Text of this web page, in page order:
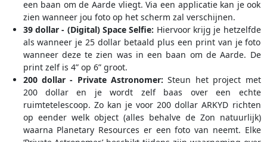
een baan om de Aarde vliegt. Via een applicatie kan je ook
zien wanneer jou foto op het scherm zal verschijnen.
39 dollar - (Digital) Space Selfie: Hiervoor krijg je hetzelfde
als wanneer je 25 dollar betaald plus een print van je foto
wanneer deze te zien was in een baan om de Aarde. De
print zelf is 4” op 6” groot.
200 dollar - Private Astronomer: Steun het project met
200 dollar en je wordt zelf baas over een echte
ruimtetelescoop. Zo kan je voor 200 dollar ARKYD richten
op eender welk object (alles behalve de Zon natuurlijk)
waarna Planetary Resources er een foto van neemt. Elke